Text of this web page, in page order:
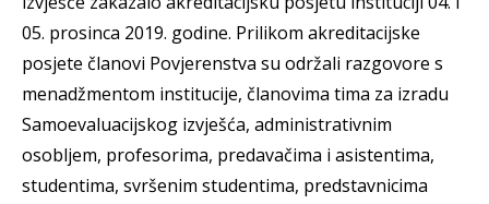
05. prosinca 2019. godine. Prilikom akreditacijske
posjete članovi Povjerenstva su održali razgovore s
menadžmentom institucije, članovima tima za izradu
Samoevaluacijskog izvješća, administrativnim
osobljem, profesorima, predavačima i asistentima,
studentima, svršenim studentima, predstavnicima